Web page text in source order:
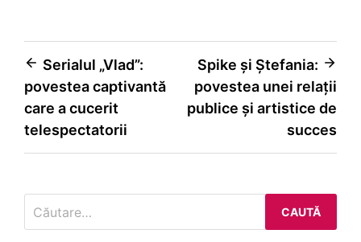
Navigare
în
articole
Serialul „Vlad”:
povestea captivantă
care a cucerit
telespectatorii
Spike și Ștefania:
povestea unei relații
publice și artistice de
succes
după: